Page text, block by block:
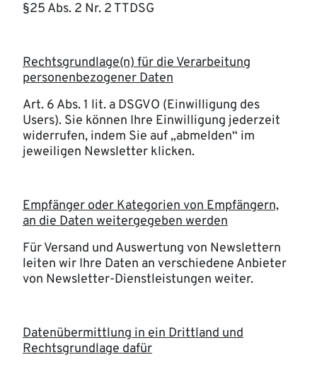
§25 Abs. 2 Nr. 2 TTDSG
Rechtsgrundlage(n) für die Verarbeitung
personenbezogener Daten
Art. 6 Abs. 1 lit. a DSGVO (Einwilligung des
Users). Sie können Ihre Einwilligung jederzeit
widerrufen, indem Sie auf „abmelden“ im
jeweiligen Newsletter klicken.
Empfänger oder Kategorien von Empfängern,
an die Daten weitergegeben werden
Für Versand und Auswertung von Newslettern
leiten wir Ihre Daten an verschiedene Anbieter
von Newsletter-Dienstleistungen weiter.
Datenübermittlung in ein Drittland und
Rechtsgrundlage dafür